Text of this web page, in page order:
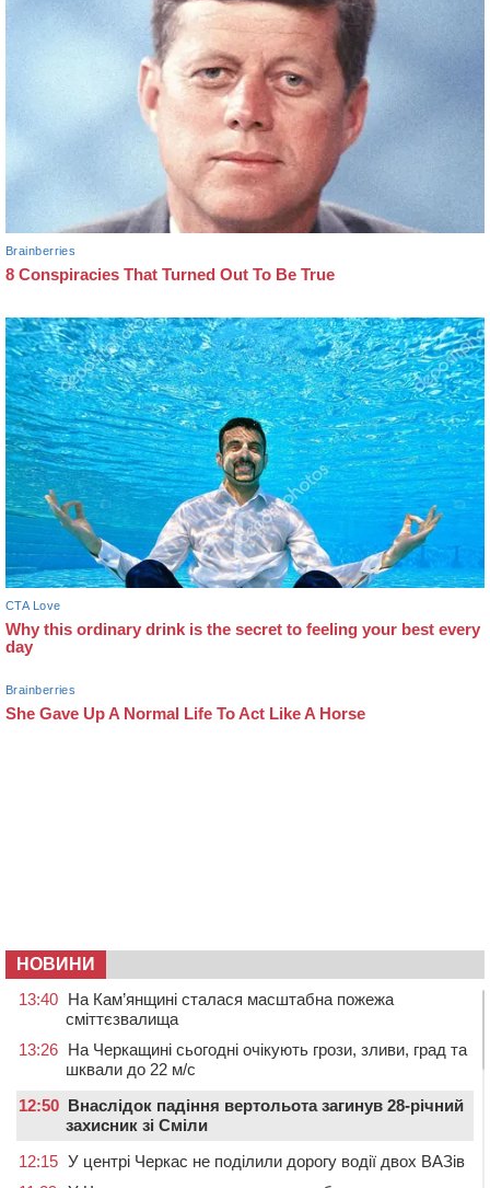
НОВИНИ
13:40 На Кам’янщині сталася масштабна пожежа
сміттєзвалища
13:26 На Черкащині сьогодні очікують грози, зливи, град та
шквали до 22 м/с
12:50 Внаслідок падіння вертольота загинув 28-річний
захисник зі Сміли
12:15 У центрі Черкас не поділили дорогу водії двох ВАЗів